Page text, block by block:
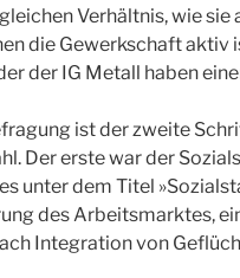
Verhältnis, wie sie
die Gewerkschaft aktiv
der IG Metall haben
ist der zweite
Der erste war der
unter dem Titel
des Arbeitsmarktes,
Integration von